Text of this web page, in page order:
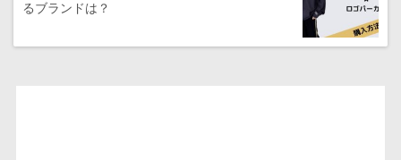
るブランドは？